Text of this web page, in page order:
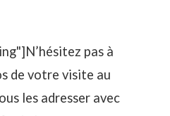
pas à
de votre visite au
les adresser avec